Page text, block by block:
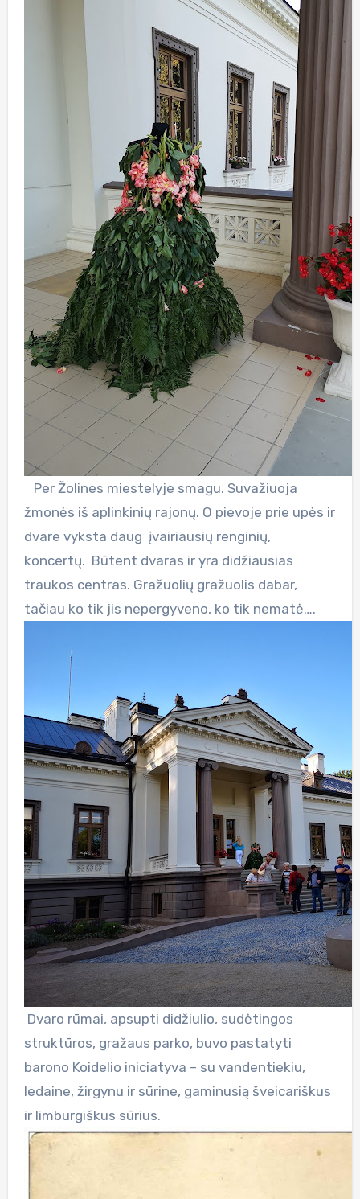
Per Žolines miestelyje smagu. Suvažiuoja
žmonės iš aplinkinių rajonų. O pievoje prie upės ir
dvare vyksta daug įvairiausių renginių,
koncertų. Būtent dvaras ir yra didžiausias
traukos centras. Gražuolių gražuolis dabar,
tačiau ko tik jis nepergyveno, ko tik nematė….
Dvaro rūmai, apsupti didžiulio, sudėtingos
struktūros, gražaus parko, buvo pastatyti
barono Koidelio iniciatyva – su vandentiekiu,
ledaine, žirgynu ir sūrine, gaminusią šveicariškus
ir limburgiškus sūrius.